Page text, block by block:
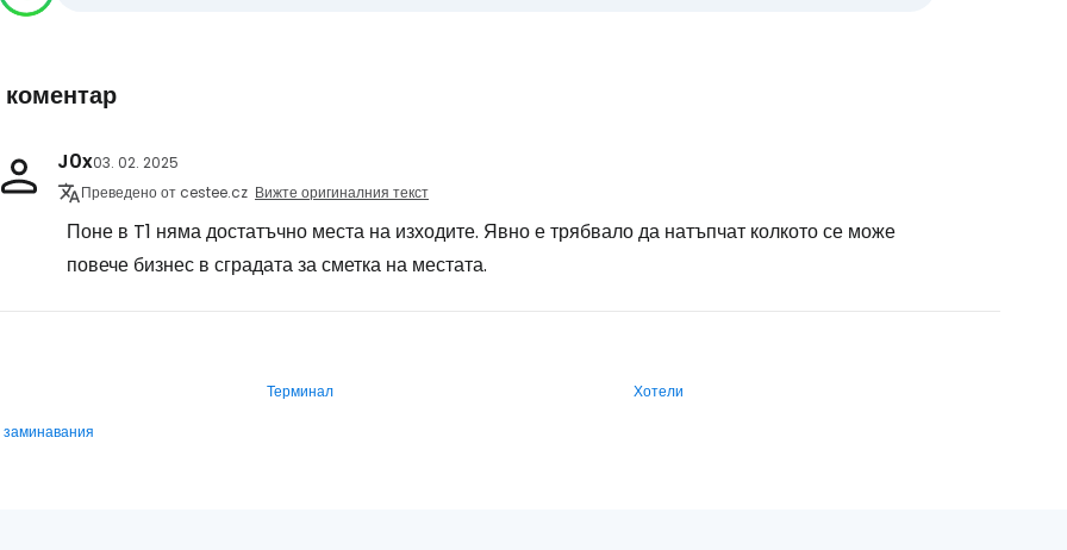
коментар
J0x03. 02. 2025
Преведено от cestee.cz Вижте оригиналния текст
Поне в T1 няма достатъчно места на изходите. Явно е трябвало да натъпчат колкото се може
повече бизнес в сградата за сметка на местата.
Терминал
Хотели